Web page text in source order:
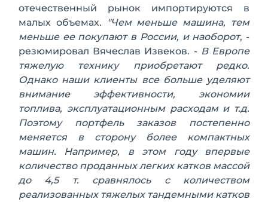
отечественный рынок импортируются в
малых объемах.
"Чем меньше машина, тем
меньше ее покупают в России, и наоборот, -
резюмировал Вячеслав Извеков. - В Европе
тяжелую технику приобретают редко.
Однако наши клиенты все больше уделяют
внимание эффективности, экономии
топлива, эксплуатационным расходам и т.д.
Поэтому портфель заказов постепенно
меняется в сторону более компактных
машин. Например, в этом году впервые
количество проданных легких катков массой
до 4,5 т. сравнялось с количеством
реализованных тяжелых тандемными катков